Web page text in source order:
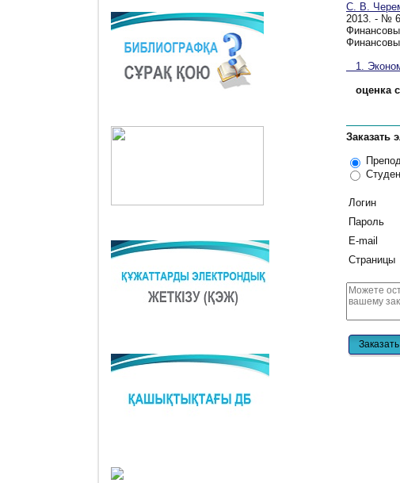
С. В.
2013. - №
1.
оценка
Заказать
Логин
Пароль
E-mail
Страницы